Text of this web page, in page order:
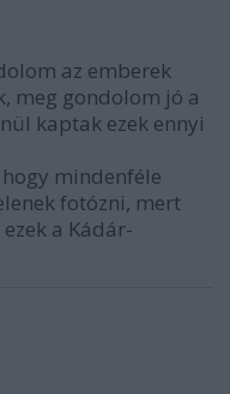
az emberek
meg gondolom jó a
kaptak ezek ennyi
mindenféle
fotózni, mert
a Kádár-